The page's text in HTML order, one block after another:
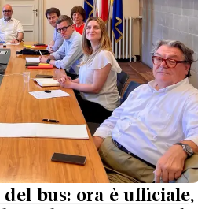
bus: ora è ufficiale,